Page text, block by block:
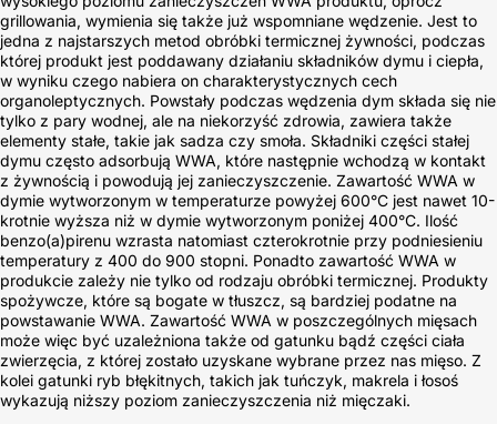
grillowania, wymienia się także już wspomniane wędzenie. Jest to
jedna z najstarszych metod obróbki termicznej żywności, podczas
której produkt jest poddawany działaniu składników dymu i ciepła,
w wyniku czego nabiera on charakterystycznych cech
organoleptycznych. Powstały podczas wędzenia dym składa się nie
tylko z pary wodnej, ale na niekorzyść zdrowia, zawiera także
elementy stałe, takie jak sadza czy smoła. Składniki części stałej
dymu często adsorbują WWA, które następnie wchodzą w kontakt
z żywnością i powodują jej zanieczyszczenie. Zawartość WWA w
dymie wytworzonym w temperaturze powyżej 600°C jest nawet 10-
krotnie wyższa niż w dymie wytworzonym poniżej 400°C. Ilość
benzo(a)pirenu wzrasta natomiast czterokrotnie przy podniesieniu
temperatury z 400 do 900 stopni. Ponadto zawartość WWA w
produkcie zależy nie tylko od rodzaju obróbki termicznej. Produkty
spożywcze, które są bogate w tłuszcz, są bardziej podatne na
powstawanie WWA. Zawartość WWA w poszczególnych mięsach
może więc być uzależniona także od gatunku bądź części ciała
zwierzęcia, z której zostało uzyskane wybrane przez nas mięso. Z
kolei gatunki ryb błękitnych, takich jak tuńczyk, makrela i łosoś
wykazują niższy poziom zanieczyszczenia niż mięczaki.